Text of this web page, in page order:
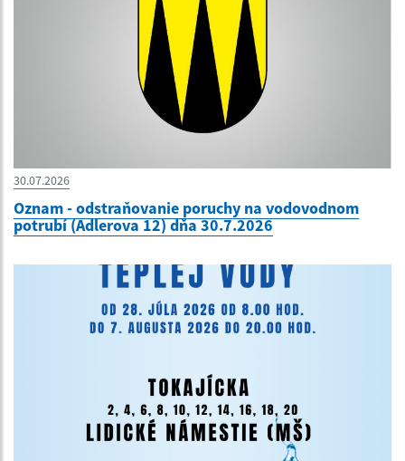
30.07.2026
Oznam - odstraňovanie poruchy na vodovodnom
potrubí (Adlerova 12) dňa 30.7.2026